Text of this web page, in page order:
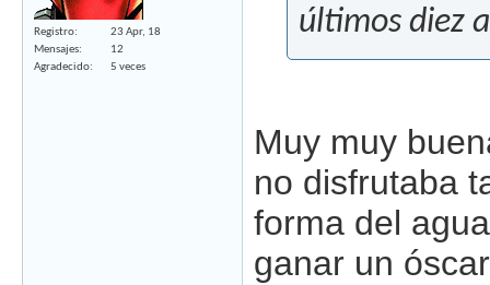
Registro
23 Apr, 18
Mensajes
12
Agradecido
5 veces
últimos diez
Muy muy
no disfrutaba
forma del
ganar un